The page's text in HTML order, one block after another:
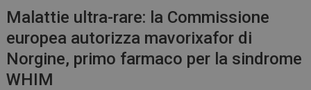
Malattie ultra-rare: la Commissione
europea autorizza mavorixafor di
Norgine, primo farmaco per la sindrome
WHIM